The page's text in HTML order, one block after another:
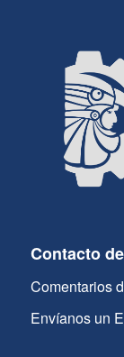
Contacto
Comentarios
Envíanos un